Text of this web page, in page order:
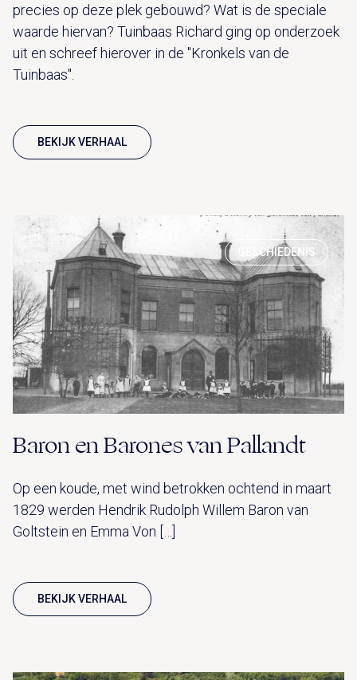
precies op deze plek gebouwd? Wat is de speciale
waarde hiervan? Tuinbaas Richard ging op onderzoek
uit en schreef hierover in de "Kronkels van de
Tuinbaas".
BEKIJK VERHAAL
GESCHIEDENIS
Baron en Barones van Pallandt
Op een koude, met wind betrokken ochtend in maart
1829 werden Hendrik Rudolph Willem Baron van
Goltstein en Emma Von […]
BEKIJK VERHAAL